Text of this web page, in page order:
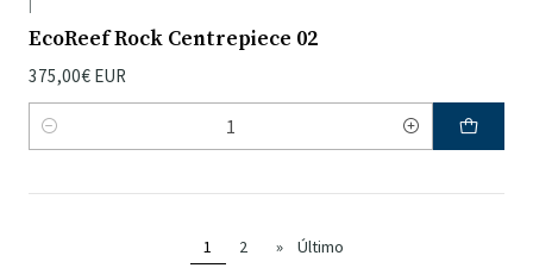
|
EcoReef Rock Centrepiece 02
375,00€ EUR
Quantidade
1 2 » Último